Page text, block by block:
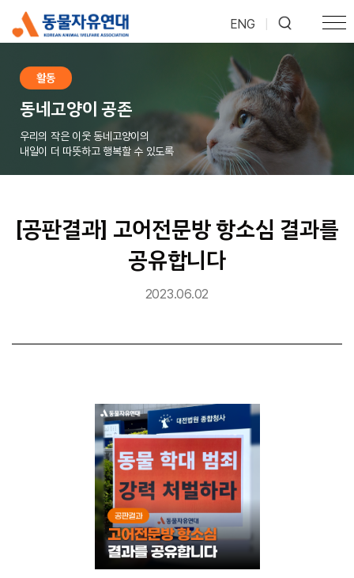
ENG
활동
동네고양이 공존
우리의 작은 이웃 동네고양이의
내일이 더 따뜻하고 행복할 수 있도록
[공판결과] 고어전문방 항소심 결과를
공유합니다
2023.06.02